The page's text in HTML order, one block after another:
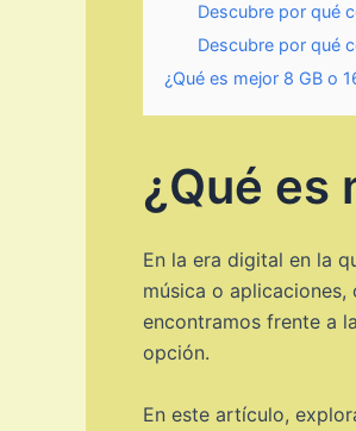
Descubre por qué
Descubre por qué
¿Qué es mejor 8 GB o
¿Qué es
En la era digital en la
música o
encontramos frente a
opción.
En este artículo,